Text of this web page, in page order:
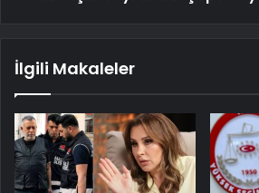
İlgili Makaleler